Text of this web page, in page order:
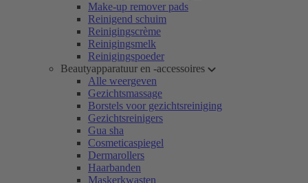
Make-up remover pads
Reinigend schuim
Reinigingscrème
Reinigingsmelk
Reinigingspoeder
Beautyapparatuur en -accessoires
Alle weergeven
Gezichtsmassage
Borstels voor gezichtsreiniging
Gezichtsreinigers
Gua sha
Cosmeticaspiegel
Dermarollers
Haarbanden
Maskerkwasten